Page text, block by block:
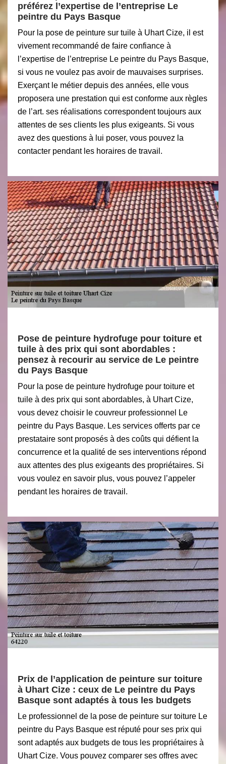
préférez l’expertise de l’entreprise Le
peintre du Pays Basque
Pour la pose de peinture sur tuile à Uhart Cize, il est
vivement recommandé de faire confiance à
l’expertise de l’entreprise Le peintre du Pays Basque,
si vous ne voulez pas avoir de mauvaises surprises.
Exerçant le métier depuis des années, elle vous
proposera une prestation qui est conforme aux règles
de l’art. ses réalisations correspondent toujours aux
attentes de ses clients les plus exigeants. Si vous
avez des questions à lui poser, vous pouvez la
contacter pendant les horaires de travail.
Pose de peinture hydrofuge pour toiture et
tuile à des prix qui sont abordables :
pensez à recourir au service de Le peintre
du Pays Basque
Pour la pose de peinture hydrofuge pour toiture et
tuile à des prix qui sont abordables, à Uhart Cize,
vous devez choisir le couvreur professionnel Le
peintre du Pays Basque. Les services offerts par ce
prestataire sont proposés à des coûts qui défient la
concurrence et la qualité de ses interventions répond
aux attentes des plus exigeants des propriétaires. Si
vous voulez en savoir plus, vous pouvez l’appeler
pendant les horaires de travail.
Prix de l’application de peinture sur toiture
à Uhart Cize : ceux de Le peintre du Pays
Basque sont adaptés à tous les budgets
Le professionnel de la pose de peinture sur toiture Le
peintre du Pays Basque est réputé pour ses prix qui
sont adaptés aux budgets de tous les propriétaires à
Uhart Cize. Vous pouvez comparer ses offres avec